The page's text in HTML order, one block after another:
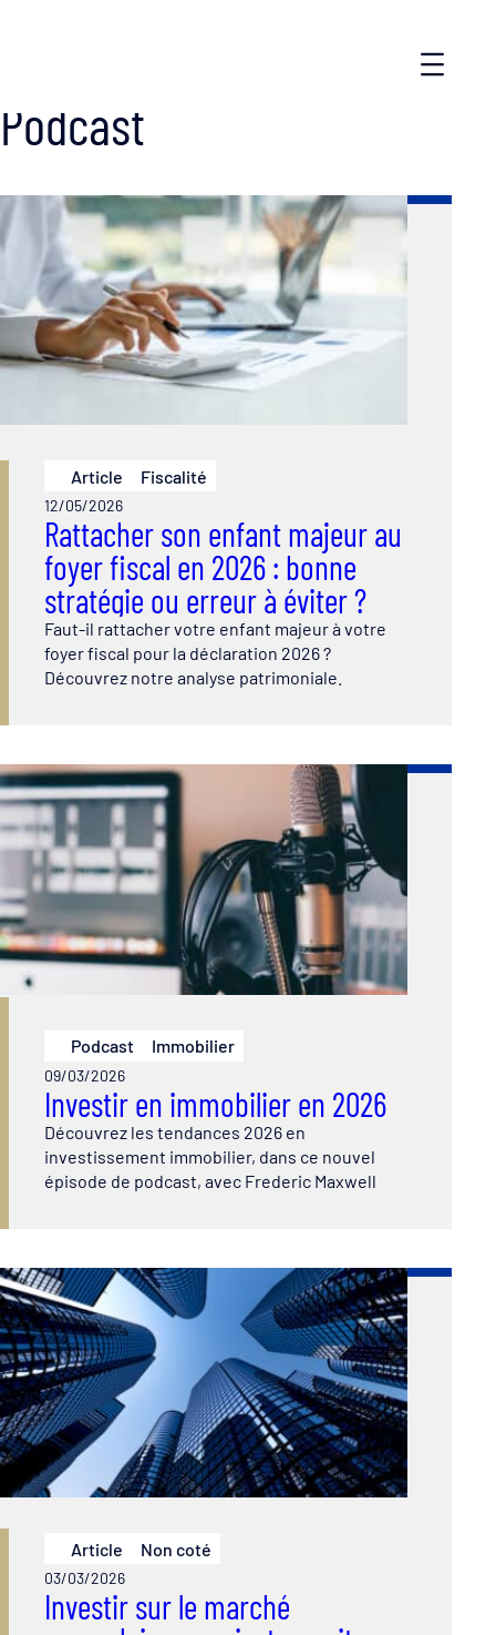
Podcast
Article Fiscalité
12/05/2026
Rattacher son enfant majeur au
foyer fiscal en 2026 : bonne
stratégie ou erreur à éviter ?
Faut-il rattacher votre enfant majeur à votre
foyer fiscal pour la déclaration 2026 ?
Découvrez notre analyse patrimoniale.
Podcast Immobilier
09/03/2026
Investir en immobilier en 2026
Découvrez les tendances 2026 en
investissement immobilier, dans ce nouvel
épisode de podcast, avec Frederic Maxwell
Article Non coté
03/03/2026
Investir sur le marché